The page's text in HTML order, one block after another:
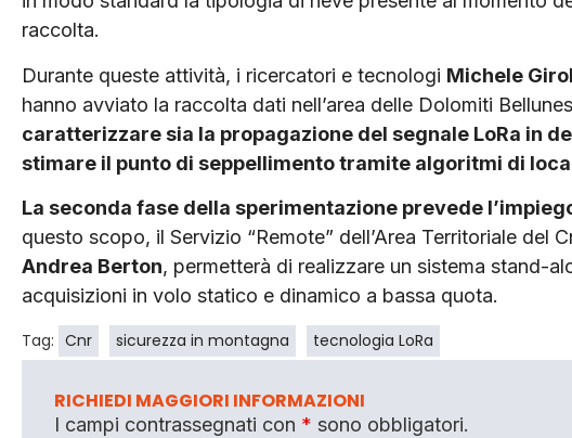
raccolta.
Durante queste attività, i ricercatori e tecnologi Michele
hanno avviato la raccolta dati nell’area delle Dolomiti
caratterizzare sia la propagazione del segnale LoRa in
stimare il punto di seppellimento tramite algoritmi di
La seconda fase della sperimentazione prevede
questo scopo, il Servizio “Remote” dell’Area Territoriale del
Andrea Berton, permetterà di realizzare un sistema stand-
acquisizioni in volo statico e dinamico a bassa quota.
Tag: Cnr sicurezza in montagna tecnologia LoRa
RICHIEDI MAGGIORI INFORMAZIONI
I campi contrassegnati con * sono obbligatori.